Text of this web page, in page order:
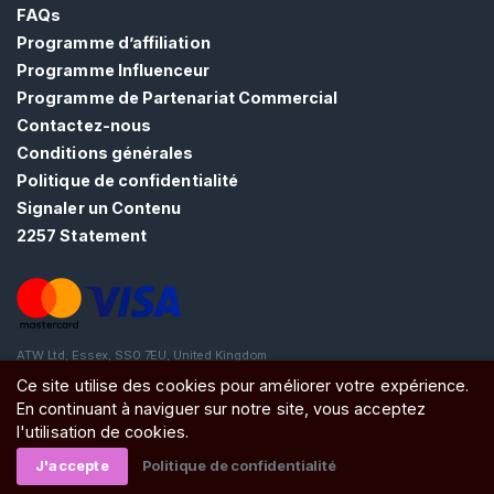
FAQs
Programme d’affiliation
Programme Influenceur
Programme de Partenariat Commercial
Contactez-nous
Conditions générales
Politique de confidentialité
Signaler un Contenu
2257 Statement
ATW Ltd, Essex, SS0 7EU, United Kingdom
Ce site utilise des cookies pour améliorer votre expérience.
En continuant à naviguer sur notre site, vous acceptez
l'utilisation de cookies.
J'accepte Politique de confidentialité
E
Z
-
V
O
S
G
R
A
T
U
E
M
E
N
>